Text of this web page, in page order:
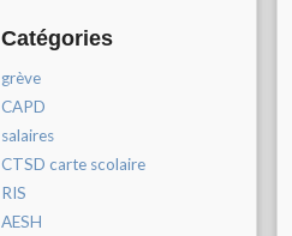
Catégories
grève
CAPD
salaires
CTSD carte scolaire
RIS
AESH